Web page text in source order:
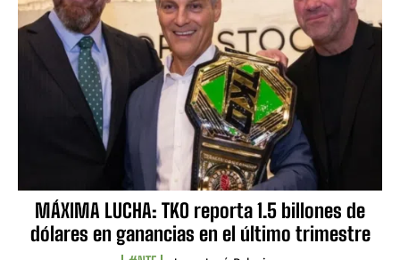
MÁXIMA LUCHA: TKO reporta 1.5 billones de
dólares en ganancias en el último trimestre